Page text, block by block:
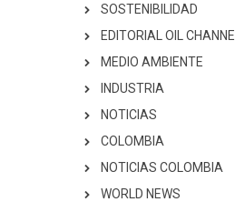
SOSTENIBILIDAD
EDITORIAL OIL CHANNEL
MEDIO AMBIENTE
INDUSTRIA
NOTICIAS
COLOMBIA
NOTICIAS COLOMBIA
WORLD NEWS